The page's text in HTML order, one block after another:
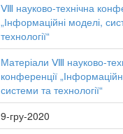
Ⅷ науково-технічна
„Інформаційні моделі,
технології“
Матеріали Ⅷ науково-
конференції
системи та технології“
9-гру-2020